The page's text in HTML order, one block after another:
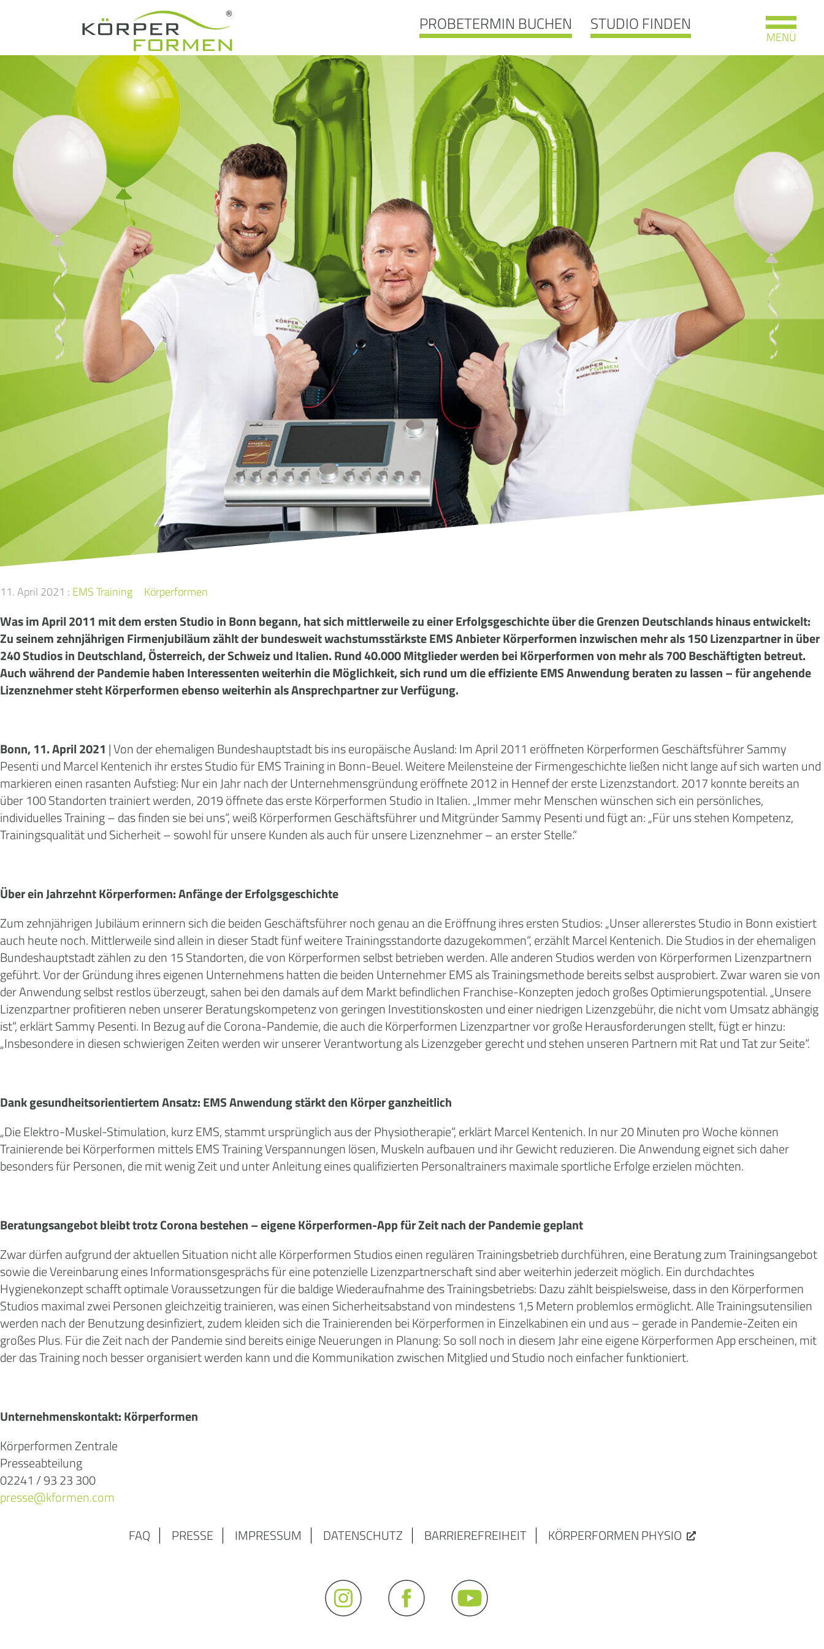
PROBETERMIN BUCHEN STUDIO FINDEN
MENÜ
11. April 2021 : EMS Training Körperformen
Was im April 2011 mit dem ersten Studio in Bonn begann, hat sich mittlerweile zu einer Erfolgsgeschichte über die Grenzen Deutschlands hinaus entwickelt:
Zu seinem zehnjährigen Firmenjubiläum zählt der bundesweit wachstumsstärkste EMS Anbieter Körperformen inzwischen mehr als 150 Lizenzpartner in über
240 Studios in Deutschland, Österreich, der Schweiz und Italien. Rund 40.000 Mitglieder werden bei Körperformen von mehr als 700 Beschäftigten betreut.
Auch während der Pandemie haben Interessenten weiterhin die Möglichkeit, sich rund um die effiziente EMS Anwendung beraten zu lassen – für angehende
Lizenznehmer steht Körperformen ebenso weiterhin als Ansprechpartner zur Verfügung.
Bonn, 11. April 2021 | Von der ehemaligen Bundeshauptstadt bis ins europäische Ausland: Im April 2011 eröffneten Körperformen Geschäftsführer Sammy
Pesenti und Marcel Kentenich ihr erstes Studio für EMS Training in Bonn-Beuel. Weitere Meilensteine der Firmengeschichte ließen nicht lange auf sich warten und
markieren einen rasanten Aufstieg: Nur ein Jahr nach der Unternehmensgründung eröffnete 2012 in Hennef der erste Lizenzstandort. 2017 konnte bereits an
über 100 Standorten trainiert werden, 2019 öffnete das erste Körperformen Studio in Italien. „Immer mehr Menschen wünschen sich ein persönliches,
individuelles Training – das finden sie bei uns“, weiß Körperformen Geschäftsführer und Mitgründer Sammy Pesenti und fügt an: „Für uns stehen Kompetenz,
Trainingsqualität und Sicherheit – sowohl für unsere Kunden als auch für unsere Lizenznehmer – an erster Stelle.“
Über ein Jahrzehnt Körperformen: Anfänge der Erfolgsgeschichte
Zum zehnjährigen Jubiläum erinnern sich die beiden Geschäftsführer noch genau an die Eröffnung ihres ersten Studios: „Unser allererstes Studio in Bonn existiert
auch heute noch. Mittlerweile sind allein in dieser Stadt fünf weitere Trainingsstandorte dazugekommen“, erzählt Marcel Kentenich. Die Studios in der ehemaligen
Bundeshauptstadt zählen zu den 15 Standorten, die von Körperformen selbst betrieben werden. Alle anderen Studios werden von Körperformen Lizenzpartnern
geführt. Vor der Gründung ihres eigenen Unternehmens hatten die beiden Unternehmer EMS als Trainingsmethode bereits selbst ausprobiert. Zwar waren sie von
der Anwendung selbst restlos überzeugt, sahen bei den damals auf dem Markt befindlichen Franchise-Konzepten jedoch großes Optimierungspotential. „Unsere
Lizenzpartner profitieren neben unserer Beratungskompetenz von geringen Investitionskosten und einer niedrigen Lizenzgebühr, die nicht vom Umsatz abhängig
ist“, erklärt Sammy Pesenti. In Bezug auf die Corona-Pandemie, die auch die Körperformen Lizenzpartner vor große Herausforderungen stellt, fügt er hinzu:
„Insbesondere in diesen schwierigen Zeiten werden wir unserer Verantwortung als Lizenzgeber gerecht und stehen unseren Partnern mit Rat und Tat zur Seite“.
Dank gesundheitsorientiertem Ansatz: EMS Anwendung stärkt den Körper ganzheitlich
„Die Elektro-Muskel-Stimulation, kurz EMS, stammt ursprünglich aus der Physiotherapie“, erklärt Marcel Kentenich. In nur 20 Minuten pro Woche können
Trainierende bei Körperformen mittels EMS Training Verspannungen lösen, Muskeln aufbauen und ihr Gewicht reduzieren. Die Anwendung eignet sich daher
besonders für Personen, die mit wenig Zeit und unter Anleitung eines qualifizierten Personaltrainers maximale sportliche Erfolge erzielen möchten.
Beratungsangebot bleibt trotz Corona bestehen – eigene Körperformen-App für Zeit nach der Pandemie geplant
Zwar dürfen aufgrund der aktuellen Situation nicht alle Körperformen Studios einen regulären Trainingsbetrieb durchführen, eine Beratung zum Trainingsangebot
sowie die Vereinbarung eines Informationsgesprächs für eine potenzielle Lizenzpartnerschaft sind aber weiterhin jederzeit möglich. Ein durchdachtes
Hygienekonzept schafft optimale Voraussetzungen für die baldige Wiederaufnahme des Trainingsbetriebs: Dazu zählt beispielsweise, dass in den Körperformen
Studios maximal zwei Personen gleichzeitig trainieren, was einen Sicherheitsabstand von mindestens 1,5 Metern problemlos ermöglicht. Alle Trainingsutensilien
werden nach der Benutzung desinfiziert, zudem kleiden sich die Trainierenden bei Körperformen in Einzelkabinen ein und aus – gerade in Pandemie-Zeiten ein
großes Plus. Für die Zeit nach der Pandemie sind bereits einige Neuerungen in Planung: So soll noch in diesem Jahr eine eigene Körperformen App erscheinen, mit
der das Training noch besser organisiert werden kann und die Kommunikation zwischen Mitglied und Studio noch einfacher funktioniert.
Unternehmenskontakt: Körperformen
Körperformen Zentrale
Presseabteilung
02241 / 93 23 300
presse@kformen.com
FAQ
PRESSE IMPRESSUM DATENSCHUTZ BARRIEREFREIHEIT KÖRPERFORMEN PHYSIO